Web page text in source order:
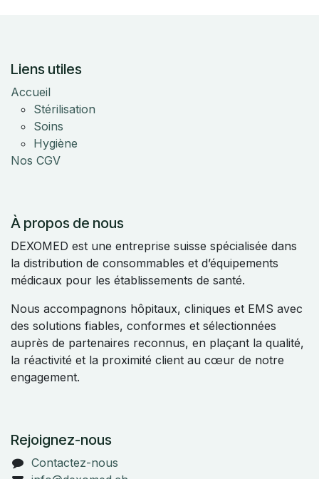
Liens utiles
Accueil
Stérilisation
Soins
Hygiène
Nos CGV
À propos de nous
DEXOMED est une entreprise suisse spécialisée dans
la distribution de consommables et d’équipements
médicaux pour les établissements de santé.
Nous accompagnons hôpitaux, cliniques et EMS avec
des solutions fiables, conformes et sélectionnées
auprès de partenaires reconnus, en plaçant la qualité,
la réactivité et la proximité client au cœur de notre
engagement.
Rejoignez-nous
Contactez-nous